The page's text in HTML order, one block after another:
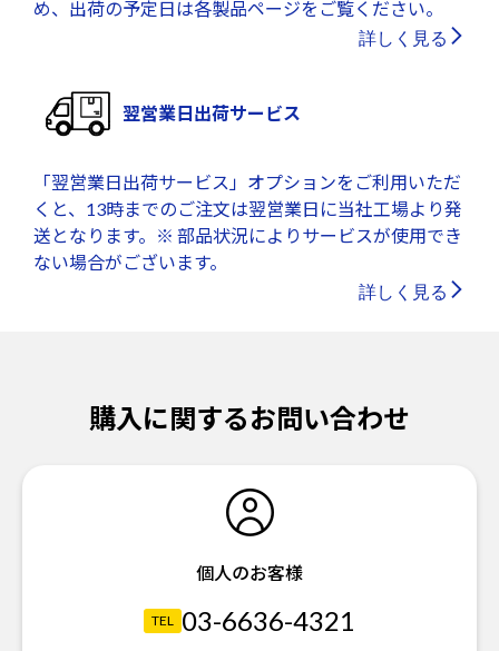
め、出荷の予定日は各製品ページをご覧ください。
詳しく見る
翌営業日出荷サービス
「翌営業日出荷サービス」オプションをご利用いただ
くと、13時までのご注文は翌営業日に当社工場より発
送となります。※ 部品状況によりサービスが使用でき
ない場合がございます。
詳しく見る
購入に関するお問い合わせ
個人のお客様
TEL 03-6636-4321